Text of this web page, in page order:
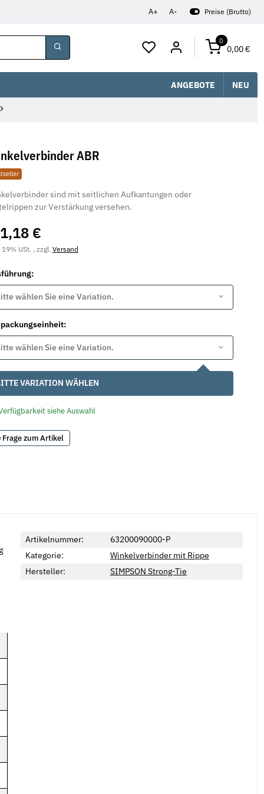
A+ A- Preise (Brutto)
0
0,00 €
ANGEBOTE NEU
ABR
sind mit seitlichen Aufkantungen oder
zur Verstärkung versehen.
1,18 €
USt. , zzgl.Versand
wählen Sie eine Variation.
wählen Sie eine Variation.
VARIATION WÄHLEN
siehe Auswahl
Frage zum Artikel
Artikelnummer:
63200090000-P
Kategorie:
Winkelverbinder mit Rippe
Hersteller:
SIMPSON Strong-Tie